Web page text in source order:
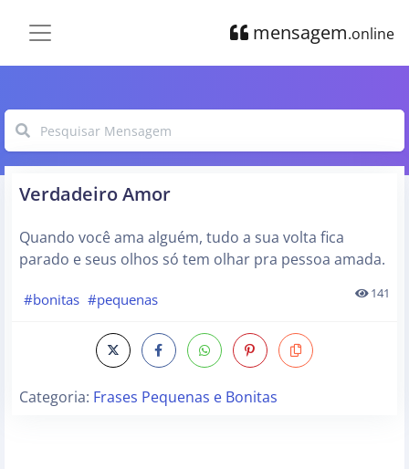
mensagem.online
Verdadeiro Amor
Quando você ama alguém, tudo a sua volta fica
parado e seus olhos só tem olhar pra pessoa amada.
#bonitas #pequenas 141
Categoria: Frases Pequenas e Bonitas